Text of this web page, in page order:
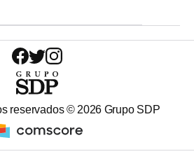
reservados © 2026 Grupo SDP